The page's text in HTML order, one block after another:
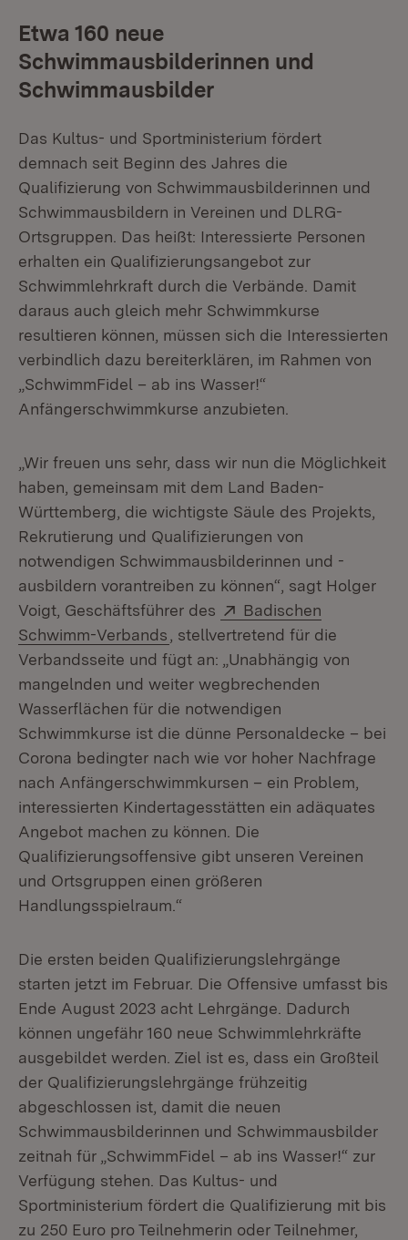
Etwa 160 neue
Schwimmausbilderinnen und
Schwimmausbilder
Das Kultus- und Sportministerium fördert
demnach seit Beginn des Jahres die
Qualifizierung von Schwimmausbilderinnen und
Schwimmausbildern in Vereinen und DLRG-
Ortsgruppen. Das heißt: Interessierte Personen
erhalten ein Qualifizierungsangebot zur
Schwimmlehrkraft durch die Verbände. Damit
daraus auch gleich mehr Schwimmkurse
resultieren können, müssen sich die Interessierten
verbindlich dazu bereiterklären, im Rahmen von
„SchwimmFidel – ab ins Wasser!“
Anfängerschwimmkurse anzubieten.
„Wir freuen uns sehr, dass wir nun die Möglichkeit
haben, gemeinsam mit dem Land Baden-
Württemberg, die wichtigste Säule des Projekts,
Rekrutierung und Qualifizierungen von
notwendigen Schwimmausbilderinnen und -
ausbildern vorantreiben zu können“, sagt Holger
Voigt, Geschäftsführer des
Extern:
Badischen
Schwimm-Verbands (Öffnet in neuem Fenster)
, stellvertretend für die
Verbandsseite und fügt an: „Unabhängig von
mangelnden und weiter wegbrechenden
Wasserflächen für die notwendigen
Schwimmkurse ist die dünne Personaldecke – bei
Corona bedingter nach wie vor hoher Nachfrage
nach Anfängerschwimmkursen – ein Problem,
interessierten Kindertagesstätten ein adäquates
Angebot machen zu können. Die
Qualifizierungsoffensive gibt unseren Vereinen
und Ortsgruppen einen größeren
Handlungsspielraum.“
Die ersten beiden Qualifizierungslehrgänge
starten jetzt im Februar. Die Offensive umfasst bis
Ende August 2023 acht Lehrgänge. Dadurch
können ungefähr 160 neue Schwimmlehrkräfte
ausgebildet werden. Ziel ist es, dass ein Großteil
der Qualifizierungslehrgänge frühzeitig
abgeschlossen ist, damit die neuen
Schwimmausbilderinnen und Schwimmausbilder
zeitnah für „SchwimmFidel – ab ins Wasser!“ zur
Verfügung stehen. Das Kultus- und
Sportministerium fördert die Qualifizierung mit bis
zu 250 Euro pro Teilnehmerin oder Teilnehmer,